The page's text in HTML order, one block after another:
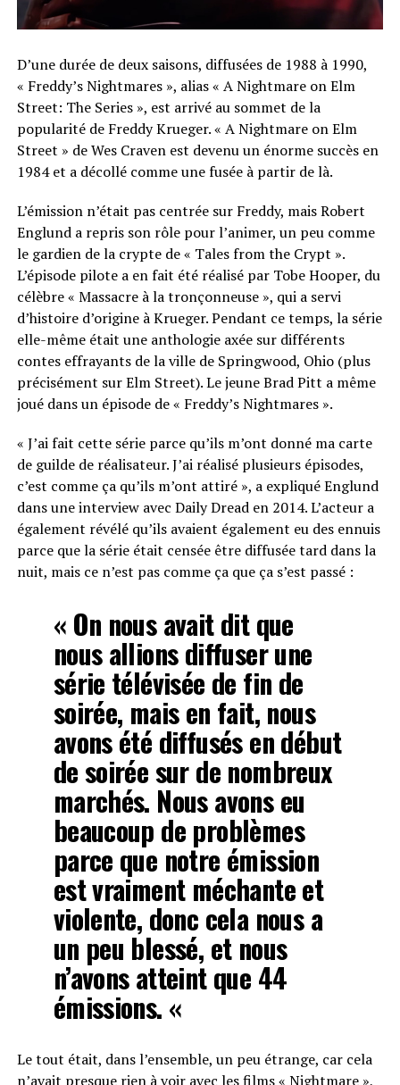
D’une durée de deux saisons, diffusées de 1988 à 1990,
« Freddy’s Nightmares », alias « A Nightmare on Elm
Street: The Series », est arrivé au sommet de la
popularité de Freddy Krueger. « A Nightmare on Elm
Street » de Wes Craven est devenu un énorme succès en
1984 et a décollé comme une fusée à partir de là.
L’émission n’était pas centrée sur Freddy, mais Robert
Englund a repris son rôle pour l’animer, un peu comme
le gardien de la crypte de « Tales from the Crypt ».
L’épisode pilote a en fait été réalisé par Tobe Hooper, du
célèbre « Massacre à la tronçonneuse », qui a servi
d’histoire d’origine à Krueger. Pendant ce temps, la série
elle-même était une anthologie axée sur différents
contes effrayants de la ville de Springwood, Ohio (plus
précisément sur Elm Street). Le jeune Brad Pitt a même
joué dans un épisode de « Freddy’s Nightmares ».
« J’ai fait cette série parce qu’ils m’ont donné ma carte
de guilde de réalisateur. J’ai réalisé plusieurs épisodes,
c’est comme ça qu’ils m’ont attiré », a expliqué Englund
dans une interview avec Daily Dread en 2014. L’acteur a
également révélé qu’ils avaient également eu des ennuis
parce que la série était censée être diffusée tard dans la
nuit, mais ce n’est pas comme ça que ça s’est passé :
« On nous avait dit que
nous allions diffuser une
série télévisée de fin de
soirée, mais en fait, nous
avons été diffusés en début
de soirée sur de nombreux
marchés. Nous avons eu
beaucoup de problèmes
parce que notre émission
est vraiment méchante et
violente, donc cela nous a
un peu blessé, et nous
n’avons atteint que 44
émissions. «
Le tout était, dans l’ensemble, un peu étrange, car cela
n’avait presque rien à voir avec les films « Nightmare »,